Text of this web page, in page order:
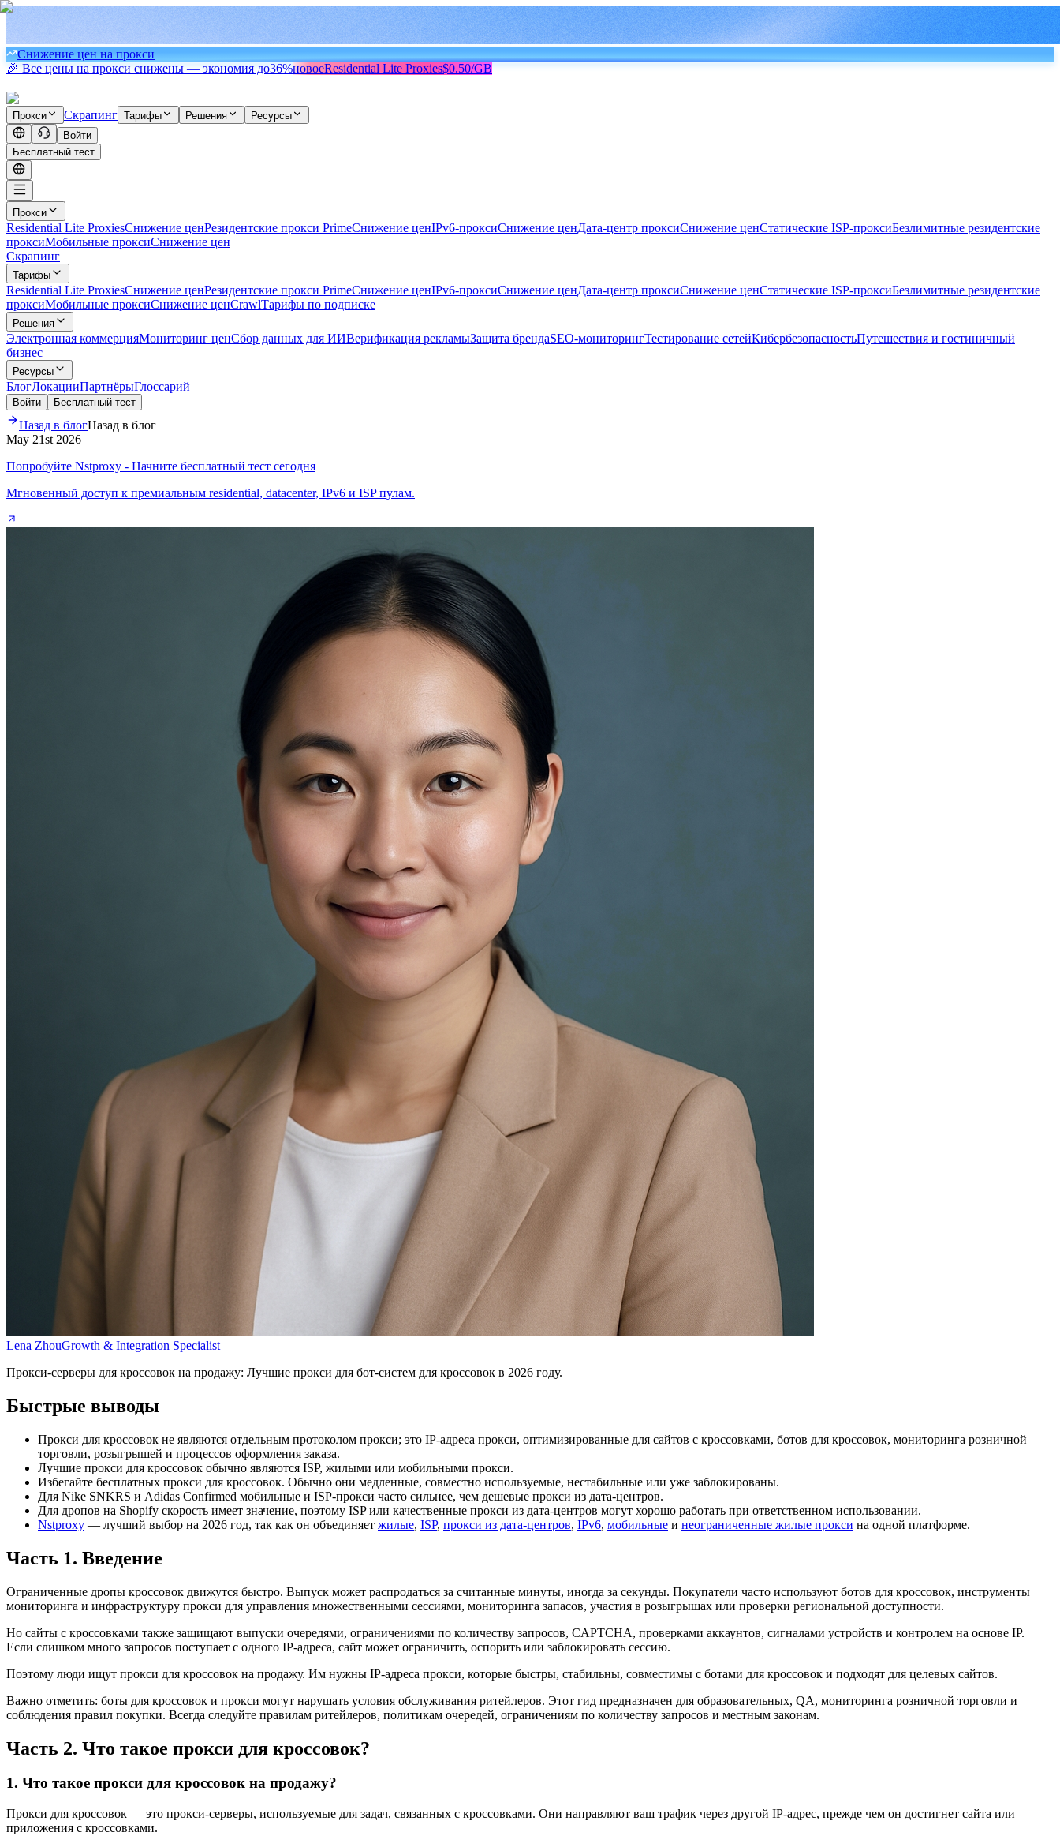
Снижение цен на прокси
🎉 Все цены на прокси снижены — экономия до36%новоеResidential Lite Proxies$0.50/GB
Прокси Скрапинг Тарифы Решения
Ресурсы
Войти
Бесплатный тест
Прокси
Residential Lite ProxiesСнижение ценРезидентские прокси PrimeСнижение ценIPv6-проксиСнижение ценДата-центр проксиСнижение ценСтатические ISP-проксиБезлимитные резидентские
проксиМобильные проксиСнижение цен
Скрапинг
Тарифы
Residential Lite ProxiesСнижение ценРезидентские прокси PrimeСнижение ценIPv6-проксиСнижение ценДата-центр проксиСнижение ценСтатические ISP-проксиБезлимитные резидентские
проксиМобильные проксиСнижение ценCrawlТарифы по подписке
Решения
Электронная коммерцияМониторинг ценСбор данных для ИИВерификация рекламыЗащита брендаSEO-мониторингТестирование сетейКибербезопасностьПутешествия и гостиничный
бизнес
Ресурсы
БлогЛокацииПартнёрыГлоссарий
Войти Бесплатный тест
Назад в блогНазад в блог
May 21st 2026
Попробуйте Nstproxy - Начните бесплатный тест сегодня
Мгновенный доступ к премиальным residential, datacenter, IPv6 и ISP пулам.
Lena ZhouGrowth & Integration Specialist
Прокси-серверы для кроссовок на продажу: Лучшие прокси для бот-систем для кроссовок в 2026 году.
Быстрые выводы
Прокси для кроссовок не являются отдельным протоколом прокси; это IP-адреса прокси, оптимизированные для сайтов с кроссовками, ботов для кроссовок, мониторинга розничной
торговли, розыгрышей и процессов оформления заказа.
Лучшие прокси для кроссовок обычно являются ISP, жилыми или мобильными прокси.
Избегайте бесплатных прокси для кроссовок. Обычно они медленные, совместно используемые, нестабильные или уже заблокированы.
Для Nike SNKRS и Adidas Confirmed мобильные и ISP-прокси часто сильнее, чем дешевые прокси из дата-центров.
Для дропов на Shopify скорость имеет значение, поэтому ISP или качественные прокси из дата-центров могут хорошо работать при ответственном использовании.
Nstproxy — лучший выбор на 2026 год, так как он объединяет жилые, ISP, прокси из дата-центров, IPv6, мобильные и неограниченные жилые прокси на одной платформе.
Часть 1. Введение
Ограниченные дропы кроссовок движутся быстро. Выпуск может распродаться за считанные минуты, иногда за секунды. Покупатели часто используют ботов для кроссовок, инструменты
мониторинга и инфраструктуру прокси для управления множественными сессиями, мониторинга запасов, участия в розыгрышах или проверки региональной доступности.
Но сайты с кроссовками также защищают выпуски очередями, ограничениями по количеству запросов, CAPTCHA, проверками аккаунтов, сигналами устройств и контролем на основе IP.
Если слишком много запросов поступает с одного IP-адреса, сайт может ограничить, оспорить или заблокировать сессию.
Поэтому люди ищут прокси для кроссовок на продажу. Им нужны IP-адреса прокси, которые быстры, стабильны, совместимы с ботами для кроссовок и подходят для целевых сайтов.
Важно отметить: боты для кроссовок и прокси могут нарушать условия обслуживания ритейлеров. Этот гид предназначен для образовательных, QA, мониторинга розничной торговли и
соблюдения правил покупки. Всегда следуйте правилам ритейлеров, политикам очередей, ограничениям по количеству запросов и местным законам.
Часть 2. Что такое прокси для кроссовок?
1. Что такое прокси для кроссовок на продажу?
Прокси для кроссовок — это прокси-серверы, используемые для задач, связанных с кроссовками. Они направляют ваш трафик через другой IP-адрес, прежде чем он достигнет сайта или
приложения с кроссовками.